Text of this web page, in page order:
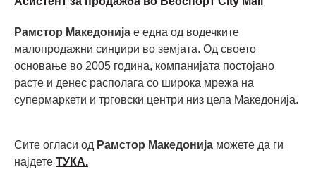
Рамстор Македонија е една од водечките
малопродажни синџири во земјата. Од своето
основање во 2005 година, компанијата постојано
расте и денес располага со широка мрежа на
супермаркети и трговски центри низ цела Македонија.
Сите огласи од Рамстор Македонија можете да ги
најдете ТУКА.